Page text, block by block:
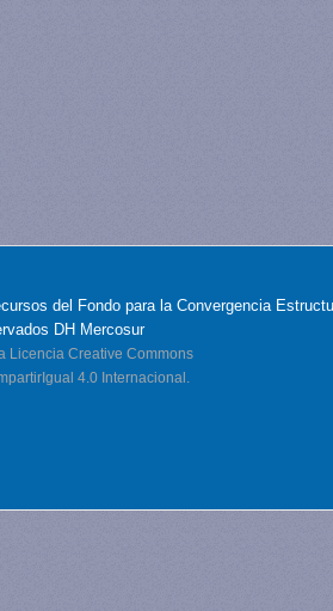
del Fondo para la Convergencia
DH Mercosur
Licencia Creative Commons
4.0 Internacional.